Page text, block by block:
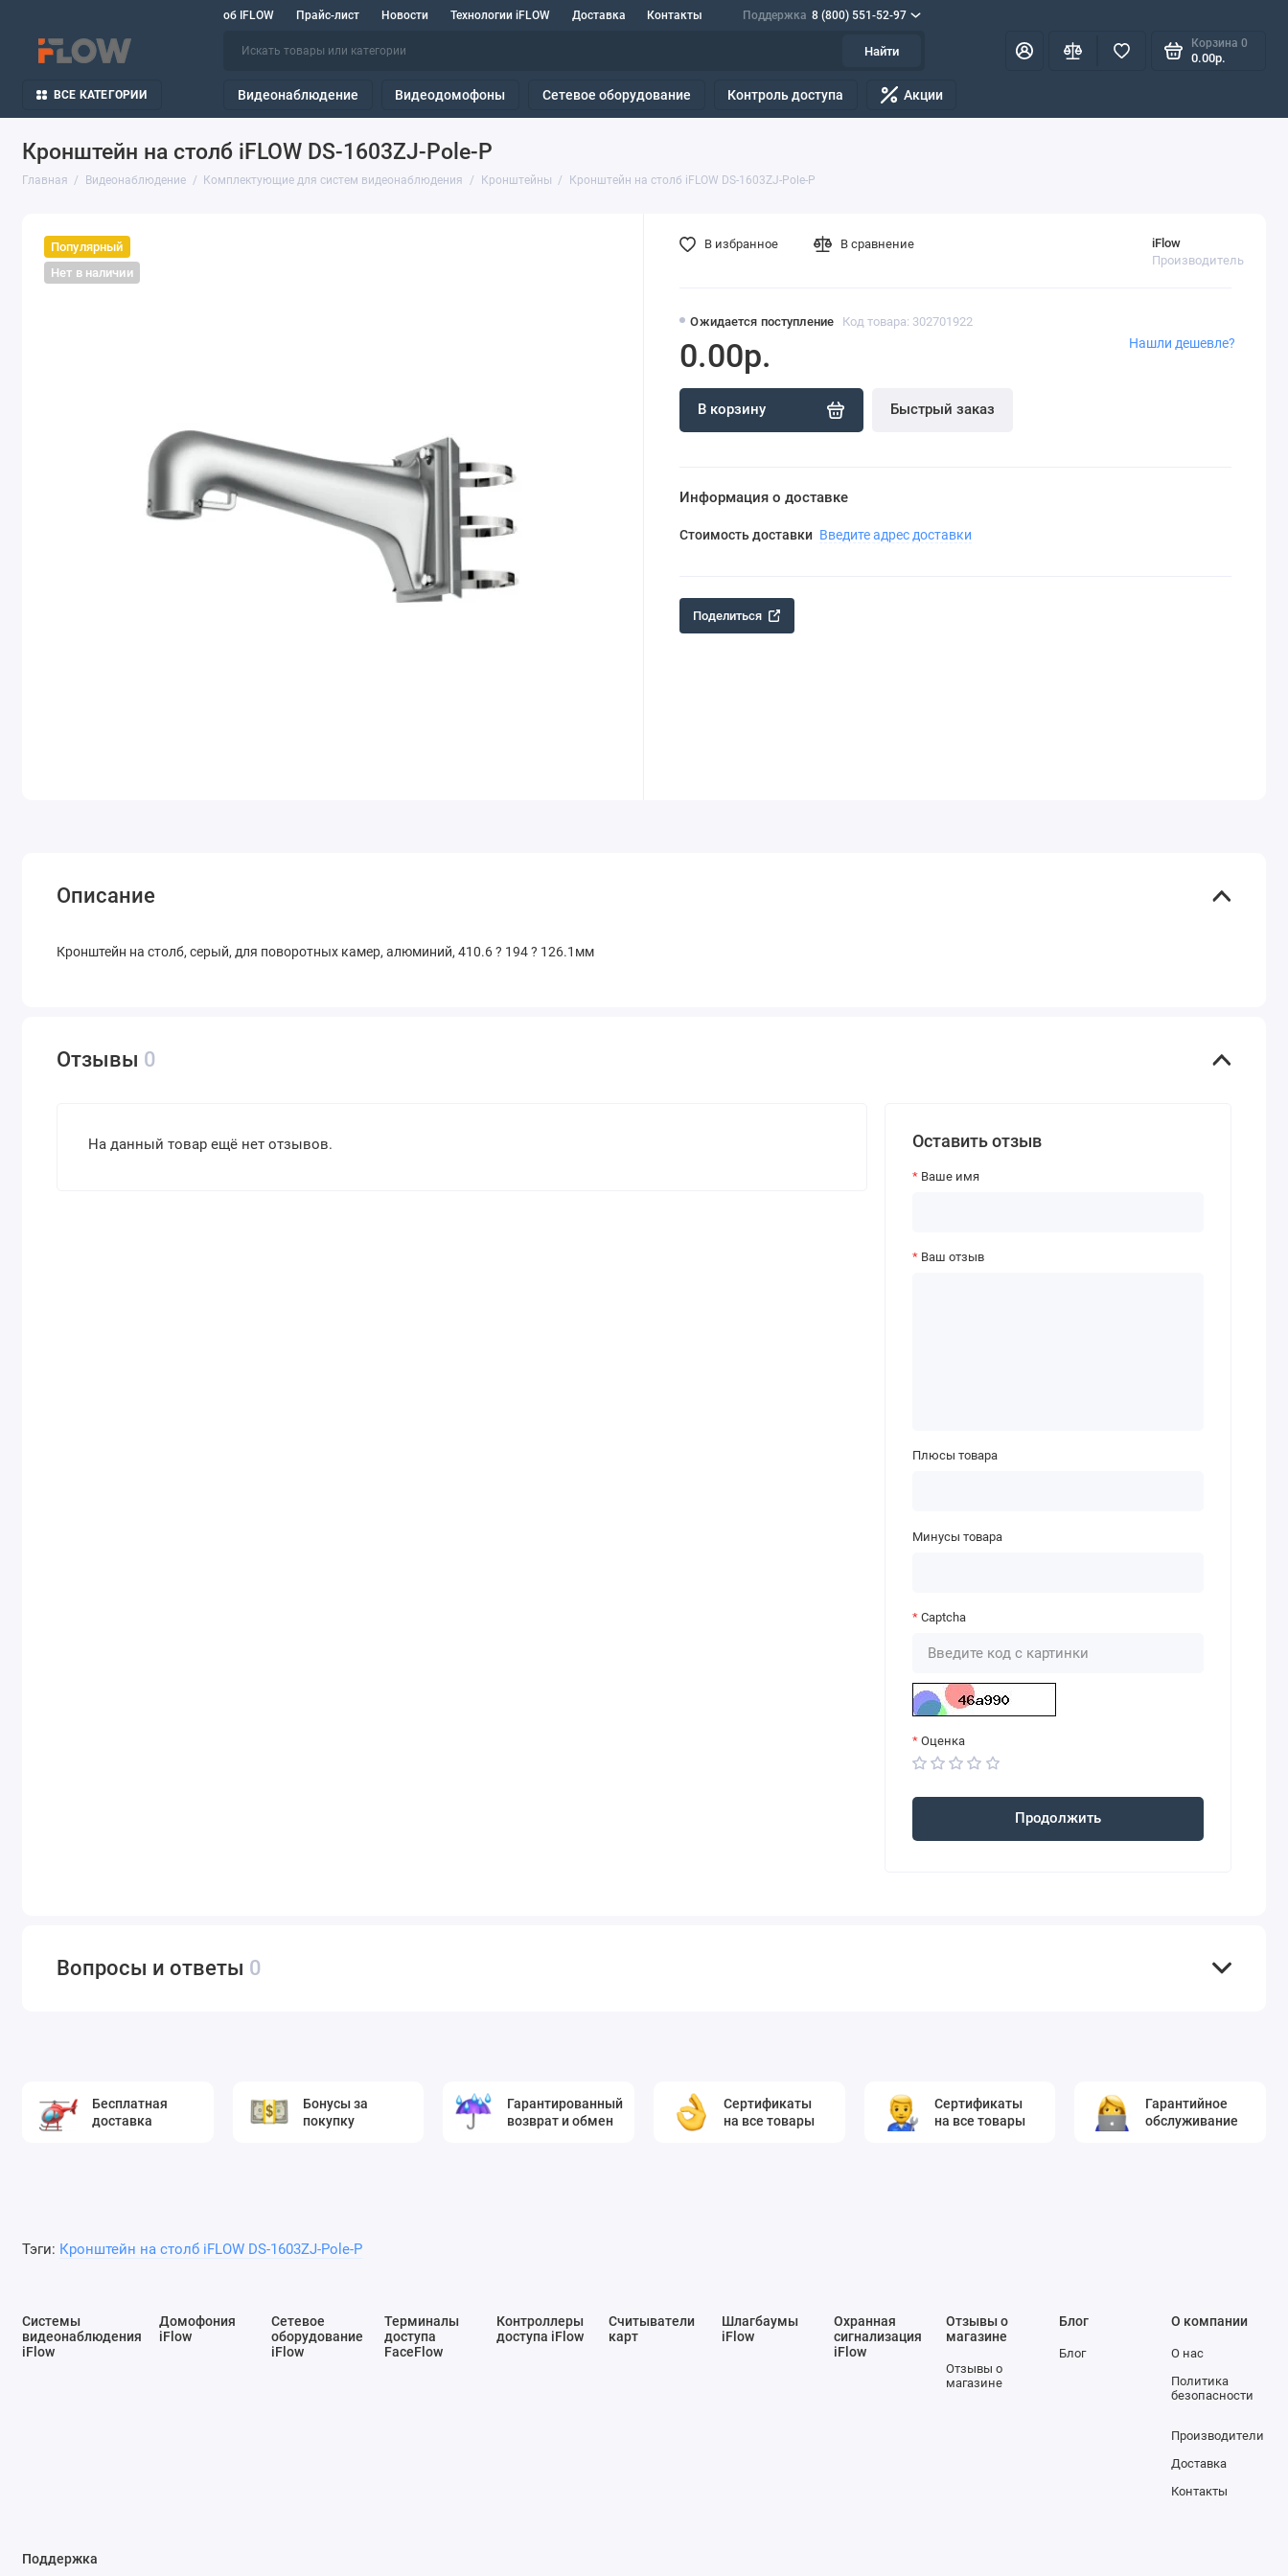
об IFLOW Прайс-лист Новости Технологии iFLOW Доставка Контакты Поддержка 8 (800) 551-52-97
Найти
Корзина 0
0.00р.
ВСЕ КАТЕГОРИИ Видеонаблюдение Видеодомофоны Сетевое оборудование Контроль доступа Акции
Кронштейн на столб iFLOW DS-1603ZJ-Pole-P
Главная Видеонаблюдение Комплектующие для систем видеонаблюдения Кронштейны Кронштейн на столб iFLOW DS-1603ZJ-Pole-P
Популярный
Нет в наличии
Ожидается поступление Код товара: 302701922
iFlow
Производитель
0.00р.
В корзину Быстрый заказ
Нашли дешевле?
В избранное В сравнение
Информация о доставке
Стоимость доставки Введите адрес доставки
Поделиться
Описание
Кронштейн на столб, серый, для поворотных камер, алюминий, 410.6 ? 194 ? 126.1мм
Отзывы 0
На данный товар ещё нет отзывов. Оставить отзыв
Ваше имя
Ваш отзыв
Плюсы товара
Минусы товара
Captcha
Оценка
Продолжить
Вопросы и ответы 0
Бесплатная
доставка
Бонусы за
покупку
Гарантированный
возврат и обмен
Сертификаты
на все товары
Сертификаты
на все товары
Гарантийное
обслуживание
Тэги: Кронштейн на столб iFLOW DS-1603ZJ-Pole-P
Системы
видеонаблюдения
iFlow
Домофония
iFlow
Сетевое
оборудование
iFlow
Терминалы
доступа
FaceFlow
Контроллеры
доступа iFlow
Считыватели
карт
Шлагбаумы
iFlow
Охранная
сигнализация
iFlow
Отзывы о
магазине
Отзывы о
магазине
Блог
Блог
О компании
О нас
Политика
безопасности
Производители
Доставка
Контакты
Поддержка